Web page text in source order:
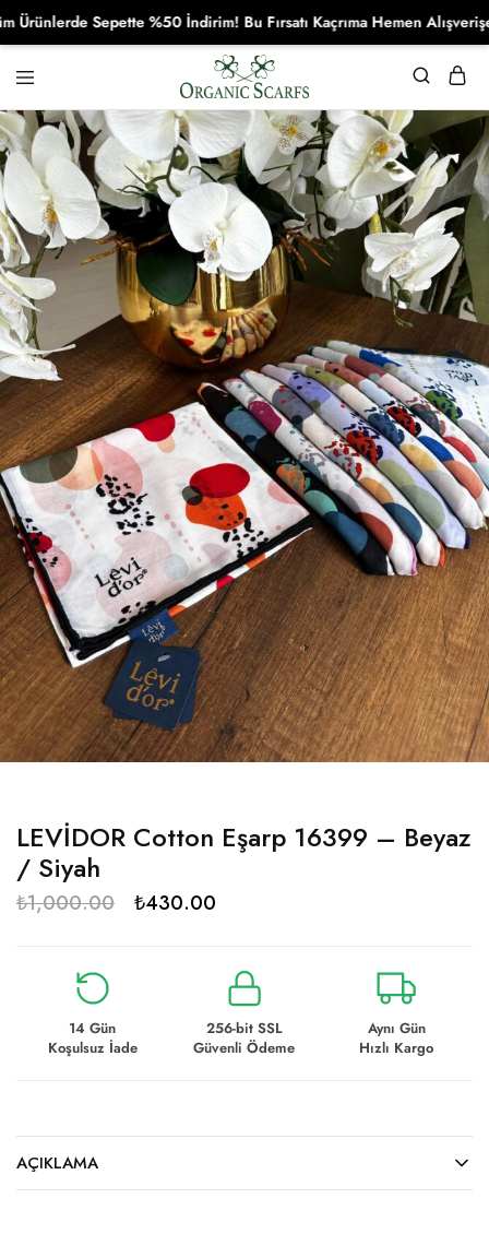
Organikscarf
LEVİDOR Cotton Eşarp 16399 – Beyaz
/ Siyah
₺1,000.00 ₺430.00
14 Gün
Koşulsuz İade
256-bit SSL
Güvenli Ödeme
Aynı Gün
Hızlı Kargo
AÇIKLAMA
Sepette %50 İndirim! Bu Fırsatı Kaçrıma Hemen Alışverişe